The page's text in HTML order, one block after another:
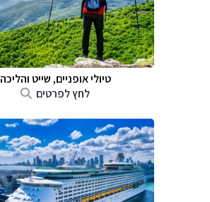
טיולי אופניים, שייט והליכה
לחץ לפרטים